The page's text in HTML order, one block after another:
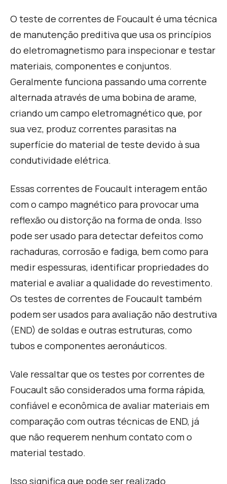
O teste de correntes de Foucault é uma técnica
de manutenção preditiva que usa os princípios
do eletromagnetismo para inspecionar e testar
materiais, componentes e conjuntos.
Geralmente funciona passando uma corrente
alternada através de uma bobina de arame,
criando um campo eletromagnético que, por
sua vez, produz correntes parasitas na
superfície do material de teste devido à sua
condutividade elétrica.
Essas correntes de Foucault interagem então
com o campo magnético para provocar uma
reflexão ou distorção na forma de onda. Isso
pode ser usado para detectar defeitos como
rachaduras, corrosão e fadiga, bem como para
medir espessuras, identificar propriedades do
material e avaliar a qualidade do revestimento.
Os testes de correntes de Foucault também
podem ser usados para avaliação não destrutiva
(END) de soldas e outras estruturas, como
tubos e componentes aeronáuticos.
Vale ressaltar que os testes por correntes de
Foucault são considerados uma forma rápida,
confiável e econômica de avaliar materiais em
comparação com outras técnicas de END, já
que não requerem nenhum contato com o
material testado.
Isso significa que pode ser realizado